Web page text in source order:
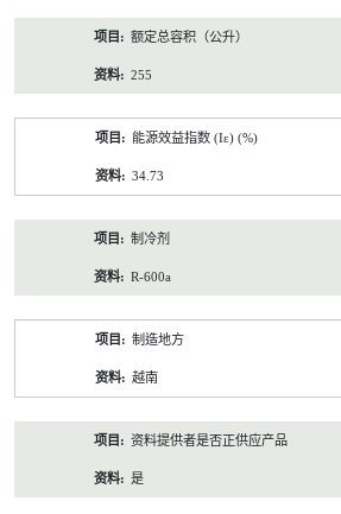
额定总容积（公升）
255
能源效益指数 (Iε) (%)
34.73
制冷剂
R-600a
制造地方
越南
资料提供者是否正供应产品
是